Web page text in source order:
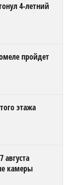
4-летний
пройдет
этажа
августа
камеры